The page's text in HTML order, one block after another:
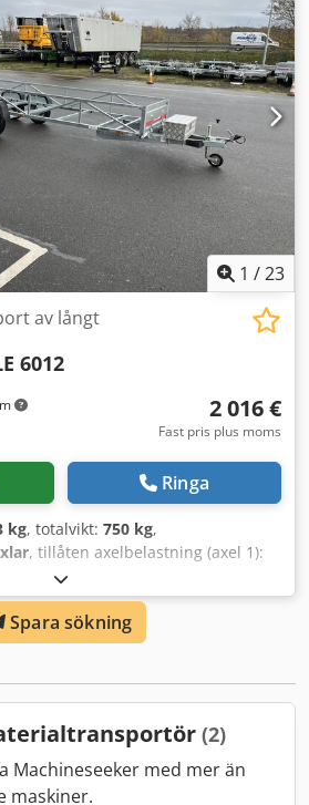
m - Dragstång kan monteras på
1,1 m - Vikt ca. 450 kg -
1 /23
av långt
6012
2 016 €
Fast pris plus moms
Ringa
kg, totalvikt: 750 kg,
, tillåten axelbelastning (axel 1):
(axel 2):
bredd:1 220 mm,
mm, total längd:
annan, däcksstorlek:
2026, TEMARED släpvagn typ
totalvikt 750 kg, lastkapacitet upp
1500 kg, lastkapacitet upp till
2 års besiktning vid första
Spara sökning
(2)
Machineseeker med mer än
maskiner.